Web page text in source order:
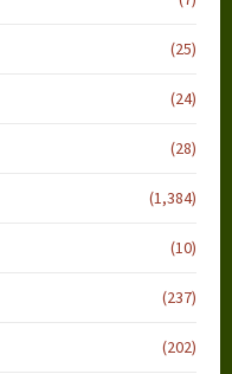
(25)
(24)
(28)
(1,384)
(10)
(237)
(202)